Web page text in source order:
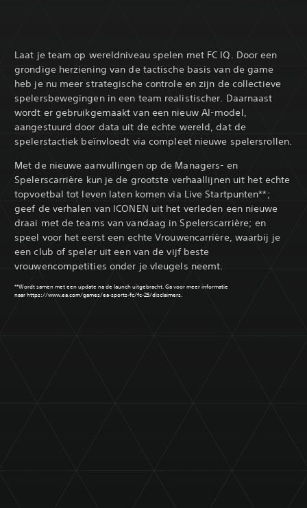
Laat je team op wereldniveau spelen met FC IQ. Door een
grondige herziening van de tactische basis van de game
heb je nu meer strategische controle en zijn de collectieve
spelersbewegingen in een team realistischer. Daarnaast
wordt er gebruikgemaakt van een nieuw AI-model,
aangestuurd door data uit de echte wereld, dat de
spelerstactiek beïnvloedt via compleet nieuwe spelersrollen.
Met de nieuwe aanvullingen op de Managers- en
Spelerscarrière kun je de grootste verhaallijnen uit het echte
topvoetbal tot leven laten komen via Live Startpunten**;
geef de verhalen van ICONEN uit het verleden een nieuwe
draai met de teams van vandaag in Spelerscarrière; en
speel voor het eerst een echte Vrouwencarrière, waarbij je
een club of speler uit een van de vijf beste
vrouwencompetities onder je vleugels neemt.
**Wordt samen met een update na de launch uitgebracht. Ga voor meer informatie
naarhttps://www.ea.com/games/ea-sports-fc/fc-25/disclaimers.